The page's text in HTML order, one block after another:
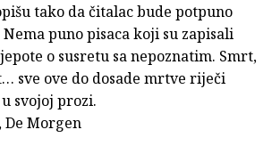
tako da čitalac bude potpuno
puno pisaca koji su zapisali
o susretu sa nepoznatim. Smrt,
sve ove do dosade mrtve riječi
svojoj prozi.
De Morgen